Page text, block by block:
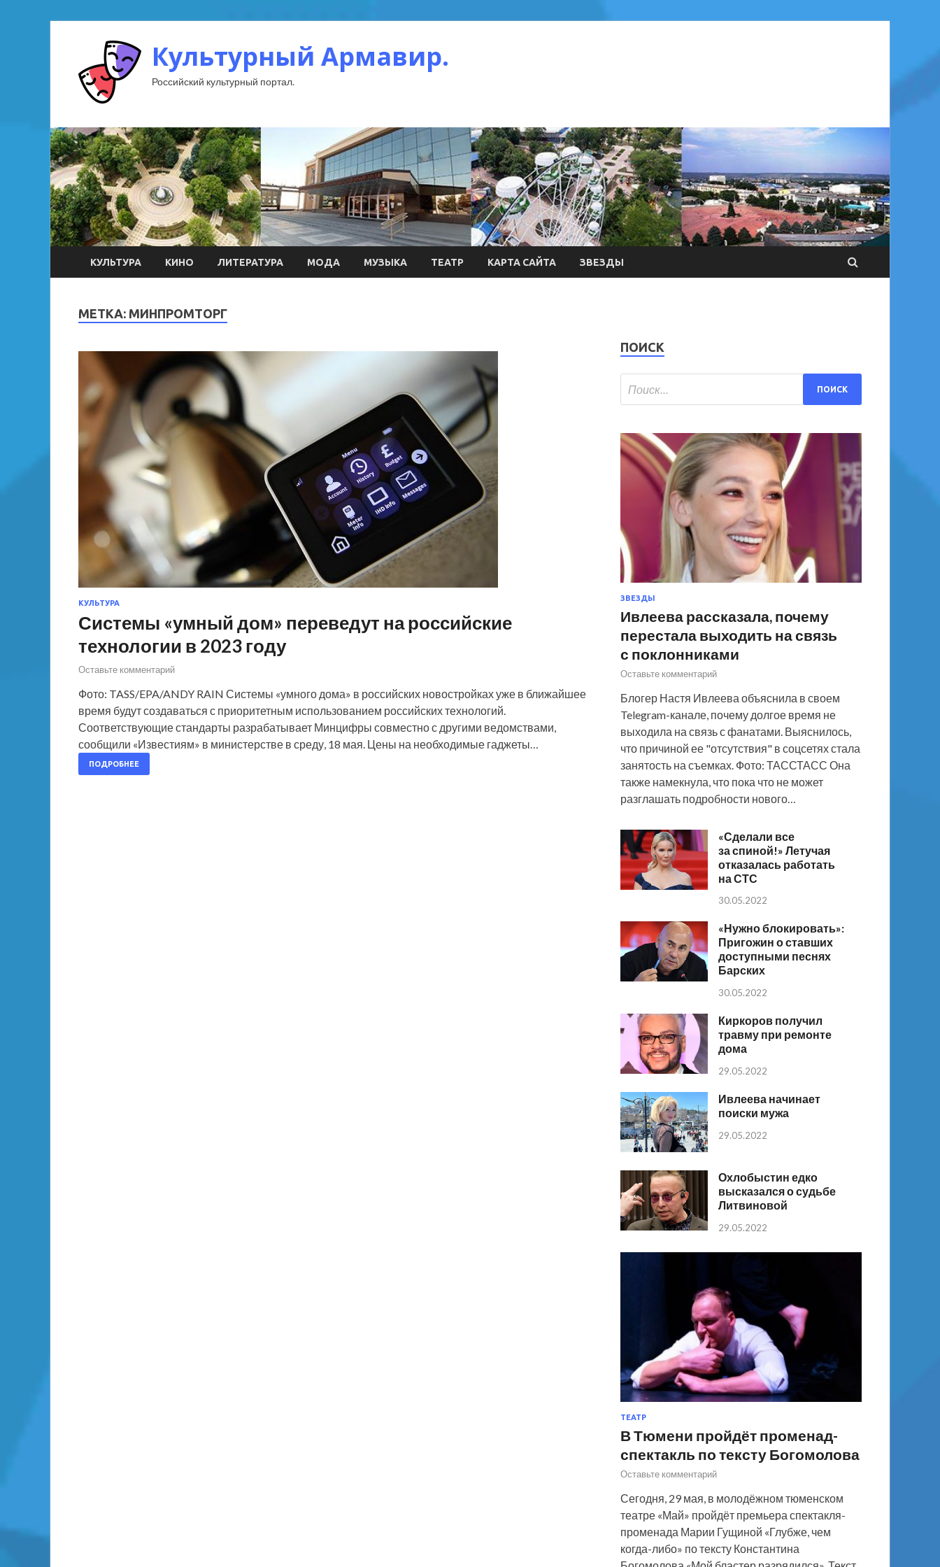
Культурный Армавир.
Российский культурный портал.
КУЛЬТУРА КИНО ЛИТЕРАТУРА МОДА МУЗЫКА ТЕАТР КАРТА САЙТА ЗВЕЗДЫ
МЕТКА: МИНПРОМТОРГ
КУЛЬТУРА
Системы «умный дом» переведут на российские
технологии в 2023 году
Оставьте комментарий
Фото: TASS/EPA/ANDY RAIN Системы «умного дома» в российских новостройках уже в ближайшее
время будут создаваться с приоритетным использованием российских технологий.
Соответствующие стандарты разрабатывает Минцифры совместно с другими ведомствами,
сообщили «Известиям» в министерстве в среду, 18 мая. Цены на необходимые гаджеты…
ПОДРОБНЕЕ
ПОИСК
ЗВЕЗДЫ
Ивлеева рассказала, почему
перестала выходить на связь
с поклонниками
Оставьте комментарий
Блогер Настя Ивлеева объяснила в своем
Telegram-канале, почему долгое время не
выходила на связь с фанатами. Выяснилось,
что причиной ее "отсутствия" в соцсетях стала
занятость на съемках. Фото: ТАССТАСС Она
также намекнула, что пока что не может
разглашать подробности нового…
«Сделали все
за спиной!» Летучая
отказалась работать
на СТС
30.05.2022
«Нужно блокировать»:
Пригожин о ставших
доступными песнях
Барских
30.05.2022
Киркоров получил
травму при ремонте
дома
29.05.2022
Ивлеева начинает
поиски мужа
29.05.2022
Охлобыстин едко
высказался о судьбе
Литвиновой
29.05.2022
ТЕАТР
В Тюмени пройдёт променад-
спектакль по тексту Богомолова
Оставьте комментарий
Сегодня, 29 мая, в молодёжном тюменском
театре «Май» пройдёт премьера спектакля-
променада Марии Гущиной «Глубже, чем
когда-либо» по тексту Константина